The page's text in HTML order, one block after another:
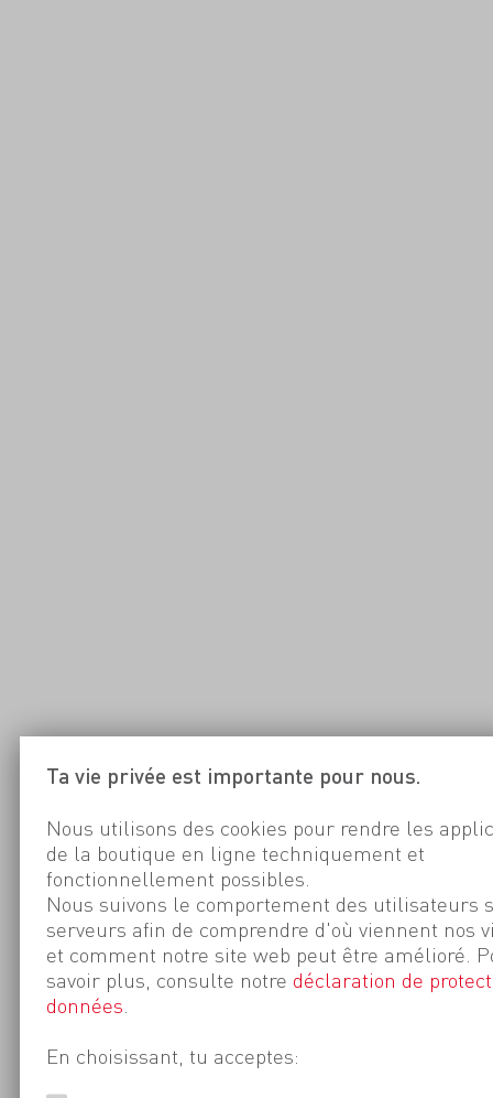
Ta vie privée est importante pour nous.
Nous utilisons des cookies pour rendre les
de la boutique en ligne techniquement et
fonctionnellement possibles.
Nous suivons le comportement des utilisateurs
serveurs afin de comprendre d'où viennent nos
et comment notre site web peut être amélioré.
savoir plus, consulte notre déclaration de
données
En choisissant, tu acceptes: